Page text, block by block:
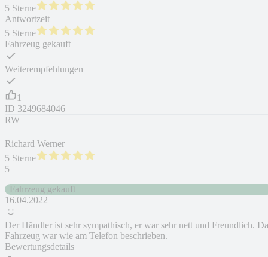
5 Sterne
Antwortzeit
5 Sterne
Fahrzeug gekauft
Weiterempfehlungen
1
ID 3249684046
RW
Richard Werner
5 Sterne
5
Fahrzeug gekauft
16.04.2022
Der Händler ist sehr sympathisch, er war sehr nett und Freundlich.
Fahrzeug war wie am Telefon beschrieben.
Bewertungsdetails